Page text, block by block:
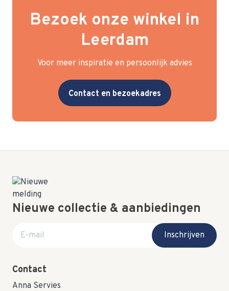
Bezoek onze winkel in
Leerdam
Voor meer inspiratie en persoonlijk advies
Contact en bezoekadres
Nieuwe collectie & aanbiedingen
E-mail adres
Inschrijven
Contact
Anna Servies